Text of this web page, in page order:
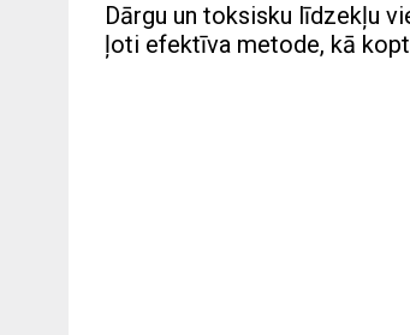
Dārgu un toksisku līdzekļu
ļoti efektīva metode, kā